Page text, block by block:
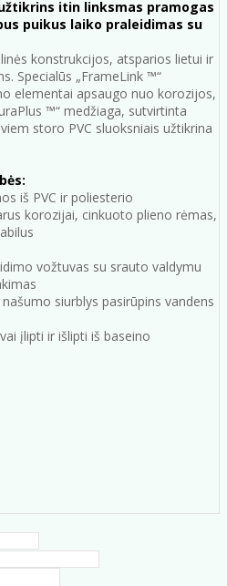
itin linksmas pramogas
puikus laiko praleidimas su
konstrukcijos, atsparios lietui ir
Specialūs „FrameLink ™“
elementai apsaugo nuo korozijos,
™“ medžiaga, sutvirtinta
storo PVC sluoksniais užtikrina
iš PVC ir poliesterio
korozijai, cinkuoto plieno rėmas,
vožtuvas su srauto valdymu
siurblys pasirūpins vandens
įlipti ir išlipti iš baseino